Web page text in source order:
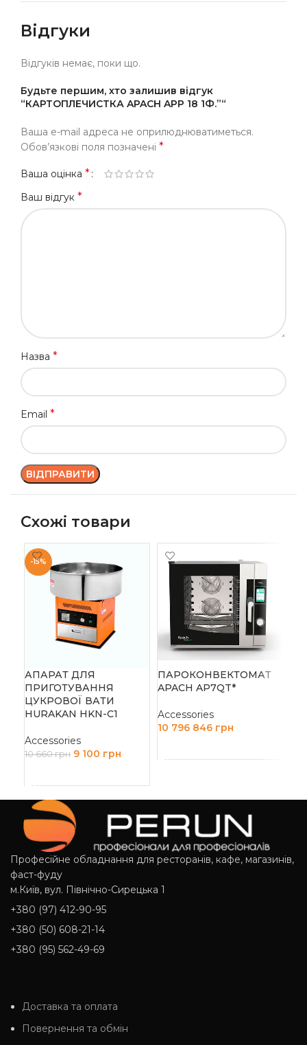
Відгуки
Відгуків немає, поки що.
Будьте першим, хто залишив відгук
“КАРТОПЛЕЧИСТКА APACH APP 18 1Ф.”“
Ваша e-mail адреса не оприлюднюватиметься.
Обов’язкові поля позначені *
Ваша оцінка *
Ваш відгук *
Назва *
Email *
Схожі товари
-15%
АПАРАТ ДЛЯ
ПРИГОТУВАННЯ
ЦУКРОВОЇ ВАТИ
HURAKAN HKN-C1
Accessories
10 660грн 9 100 грн
ПАРОКОНВЕКТОМАТ
APACH AP7QT*
Accessories
10 796 846 грн
Професійне обладнання для ресторанів, кафе, магазинів,
фаст-фуду
м.Київ, вул. Північно-Сирецька 1
+380 (97) 412-90-95
+380 (50) 608-21-14
+380 (95) 562-49-69
Доставка та оплата
Повернення та обмін